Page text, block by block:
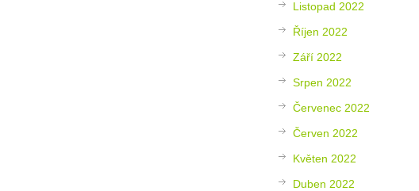
Listopad 2022
Říjen 2022
Září 2022
Srpen 2022
Červenec 2022
Červen 2022
Květen 2022
Duben 2022